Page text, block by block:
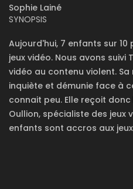
Sophie Lainé
SYNOPSIS
Aujourd'hui, 7 enfants sur
jeux vidéo. Nous avons suivi
vidéo au contenu violent. Sa
inquiète et démunie face à
connait peu. Elle reçoit
Oullion, spécialiste des jeux
enfants sont accros aux